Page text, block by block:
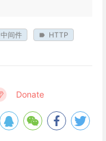
中间件
HTTP
Donate